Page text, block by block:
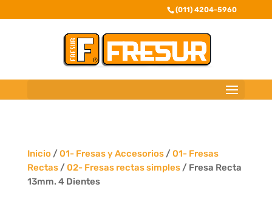
(011) 4204-5960
Inicio/ 01- Fresas y Accesorios/ 01- Fresas
Rectas/ 02- Fresas rectas simples/ Fresa Recta
13mm. 4 Dientes